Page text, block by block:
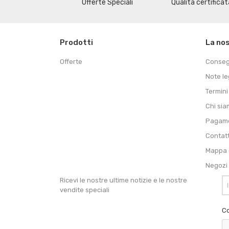
Offerte Speciali Qualità
Prodotti
Offerte
La
Note
Chi
Mappa
Negozi
Ricevi le nostre ultime notizie e le nostre
vendite speciali